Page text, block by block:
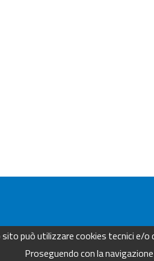
può utilizzare cookies tecnici e/o
Proseguendo con la